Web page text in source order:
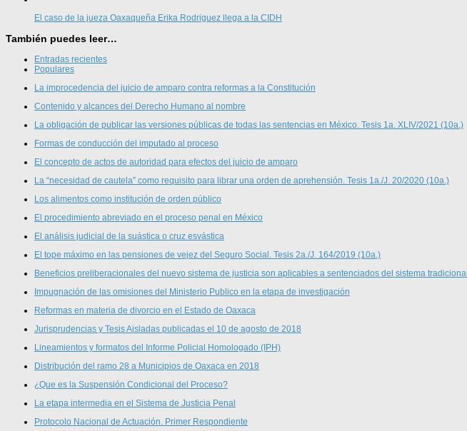
El caso de la jueza Oaxaqueña Erika Rodriguez llega a la CIDH
También puedes leer…
Entradas recientes
Populares
La improcedencia del juicio de amparo contra reformas a la Constitución
Contenido y alcances del Derecho Humano al nombre
La obligación de publicar las versiones públicas de todas las sentencias en México. Tesis 1a. XLIV/2021 (10a.)
Formas de conducción del imputado al proceso
El concepto de actos de autoridad para efectos del juicio de amparo
La “necesidad de cautela” como requisito para librar una orden de aprehensión. Tesis 1a./J. 20/2020 (10a.)
Los alimentos como institución de orden público
El procedimiento abreviado en el proceso penal en México
El análisis judicial de la suástica o cruz esvástica
El tope máximo en las pensiones de vejez del Seguro Social. Tesis 2a./J. 164/2019 (10a.)
Beneficios preliberacionales del nuevo sistema de justicia son aplicables a sentenciados del sistema tradicional
Impugnación de las omisiones del Ministerio Publico en la etapa de investigación
Reformas en materia de divorcio en el Estado de Oaxaca
Jurisprudencias y Tesis Aisladas publicadas el 10 de agosto de 2018
Lineamientos y formatos del Informe Policial Homologado (IPH)
Distribución del ramo 28 a Municipios de Oaxaca en 2018
¿Que es la Suspensión Condicional del Proceso?
La etapa intermedia en el Sistema de Justicia Penal
Protocolo Nacional de Actuación. Primer Respondiente